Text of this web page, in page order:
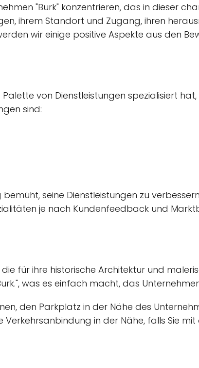
"Burk" konzentrieren, das in dieser
ihrem Standort und Zugang, ihren
wir einige positive Aspekte aus den
von Dienstleistungen spezialisiert
sind:
seine Dienstleistungen zu
je nach Kundenfeedback und
für ihre historische Architektur und
was es einfach macht, das
den Parkplatz in der Nähe des
in der Nähe, falls Sie